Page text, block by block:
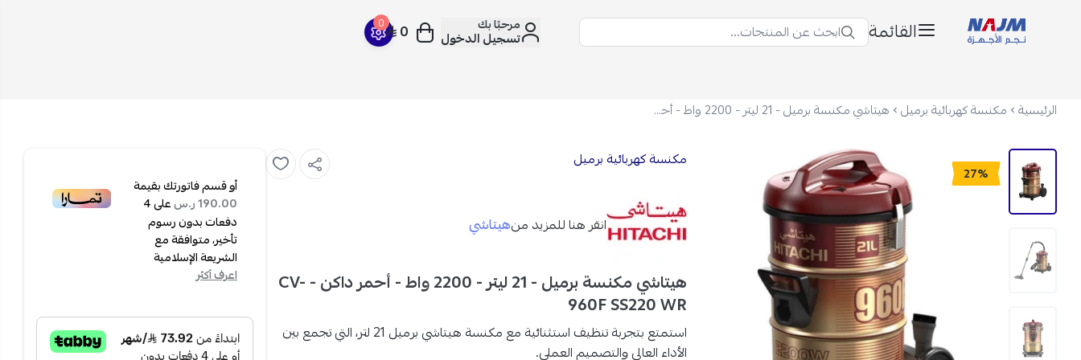
القائمة ابحث عن المنتجات... مرحبًا بك
تسجيل الدخول
0 0
الرئيسية مكنسة كهربائية برميل هيتاشي مكنسة برميل - 21 ليتر - 2200 واط - أحمر داكن - CV-960F SS220 WR
27%
مكنسة كهربائية برميل
انقر هنا للمزيد منهيتاشي
هيتاشي مكنسة برميل - 21 ليتر - 2200 واط - أحمر داكن - CV-
960F SS220 WR
استمتع بتجربة تنظيف استثنائية مع مكنسة هيتاشي برميل 21 لتر، التي تجمع بين
الأداء العالي والتصميم العملي.
أو قسم فاتورتك بقيمة
190.00 ر.س على4
دفعات بدون رسوم
تأخير، متوافقة مع
الشريعة الإسلامية
اعرف أكثر